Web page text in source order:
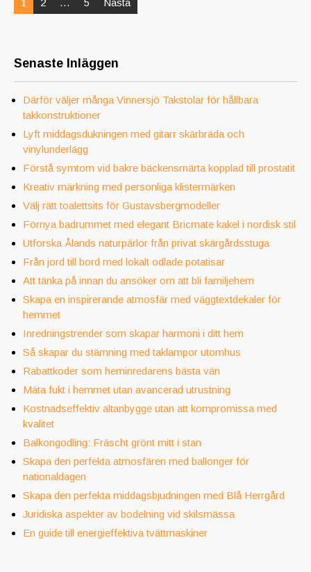
1 2 … 5 Nästa
Senaste Inläggen
Därför väljer många Vinnersjö Takstolar för hållbara
takkonstruktioner
Lyft middagsdukningen med gitarr skärbräda och
vinylunderlägg
Förstå symtom vid bakre bäckensmärta kopplad till prostatit
Kreativ märkning med personliga klistermärken
Välj rätt toalettsits för Gustavsbergmodeller
Förnya badrummet med elegant Bricmate kakel i nordisk stil
Utforska Ålands naturpärlor från privat skärgårdsstuga
Från jord till bord med lokalt odlade potatisar
Att tänka på innan du ansöker om att bli familjehem
Skapa en inspirerande atmosfär med väggtextdekaler för
hemmet
Inredningstrender som skapar harmoni i ditt hem
Så skapar du stämning med taklampor utomhus
Rabattkoder som heminredarens bästa vän
Mäta fukt i hemmet utan avancerad utrustning
Kostnadseffektiv altanbygge utan att kompromissa med
kvalitet
Balkongodling: Fräscht grönt mitt i stan
Skapa den perfekta atmosfären med ballonger för
nationaldagen
Skapa den perfekta middagsbjudningen med Blå Herrgård
Juridiska aspekter av bodelning vid skilsmässa
En guide till energieffektiva tvättmaskiner